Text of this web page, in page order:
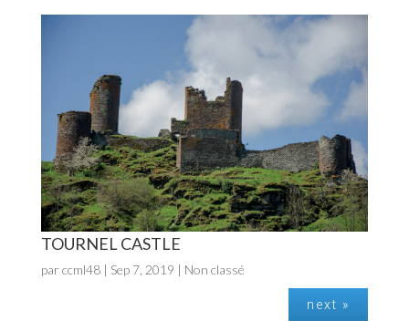
TOURNEL CASTLE
par ccml48| Sep 7, 2019 | Non classé
next »